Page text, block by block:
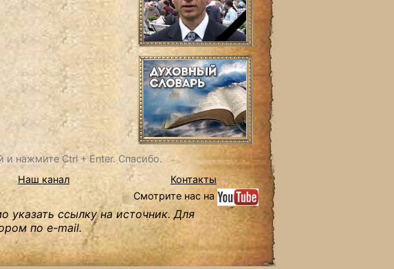
нажмите Ctrl + Enter. Спасибо.
Наш канал
Контакты
Смотрите нас на
указать ссылку на источник. Для
по e-mail.